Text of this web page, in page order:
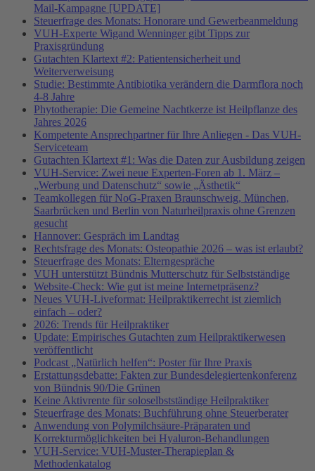
Mail-Kampagne [UPDATE]
Steuerfrage des Monats: Honorare und Gewerbeanmeldung
VUH-Experte Wigand Wenninger gibt Tipps zur
Praxisgründung
Gutachten Klartext #2: Patientensicherheit und
Weiterverweisung
Studie: Bestimmte Antibiotika verändern die Darmflora noch
4-8 Jahre
Phytotherapie: Die Gemeine Nachtkerze ist Heilpflanze des
Jahres 2026
Kompetente Ansprechpartner für Ihre Anliegen - Das VUH-
Serviceteam
Gutachten Klartext #1: Was die Daten zur Ausbildung zeigen
VUH-Service: Zwei neue Experten-Foren ab 1. März –
„Werbung und Datenschutz“ sowie „Ästhetik“
Teamkollegen für NoG-Praxen Braunschweig, München,
Saarbrücken und Berlin von Naturheilpraxis ohne Grenzen
gesucht
Hannover: Gespräch im Landtag
Rechtsfrage des Monats: Osteopathie 2026 – was ist erlaubt?
Steuerfrage des Monats: Elterngespräche
VUH unterstützt Bündnis Mutterschutz für Selbstständige
Website-Check: Wie gut ist meine Internetpräsenz?
Neues VUH-Liveformat: Heilpraktikerrecht ist ziemlich
einfach – oder?
2026: Trends für Heilpraktiker
Update: Empirisches Gutachten zum Heilpraktikerwesen
veröffentlicht
Podcast „Natürlich helfen“: Poster für Ihre Praxis
Erstattungsdebatte: Fakten zur Bundesdelegiertenkonferenz
von Bündnis 90/Die Grünen
Keine Aktivrente für soloselbstständige Heilpraktiker
Steuerfrage des Monats: Buchführung ohne Steuerberater
Anwendung von Polymilchsäure-Präparaten und
Korrekturmöglichkeiten bei Hyaluron-Behandlungen
VUH-Service: VUH-Muster-Therapieplan &
Methodenkatalog